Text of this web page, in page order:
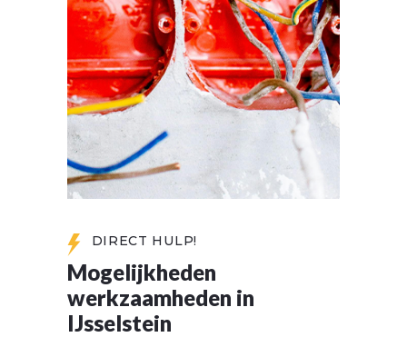
DIRECT HULP!
Mogelijkheden
werkzaamheden in
IJsselstein